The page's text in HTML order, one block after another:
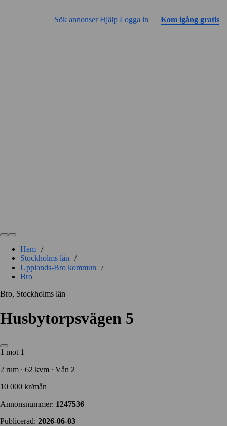
Sök annonserHjälp Logga in Kom igång gratis
Hem /
Stockholms län
/
Upplands-Bro kommun
/
Bro
Bro, Stockholms län
Husbytorpsvägen 5
1 mot 1
2 rum ∙ 62 kvm ∙ Vån 2
10 000 kr/mån
Annonsnummer: 1247536
Publicerad: 2026-06-03